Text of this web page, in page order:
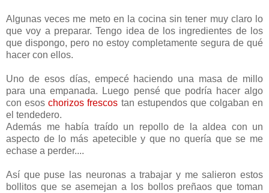
Algunas veces me meto en la cocina sin tener muy claro lo
que voy a preparar. Tengo idea de los ingredientes de los
que dispongo, pero no estoy completamente segura de qué
hacer con ellos.
Uno de esos días, empecé haciendo una masa de millo
para una empanada. Luego pensé que podría hacer algo
con esoschorizos frescos tan estupendos que colgaban en
el tendedero.
Además me había traído un repollo de la aldea con un
aspecto de lo más apetecible y que no quería que se me
echase a perder....
Así que puse las neuronas a trabajar y me salieron estos
bollitos que se asemejan a los bollos preñaos que toman